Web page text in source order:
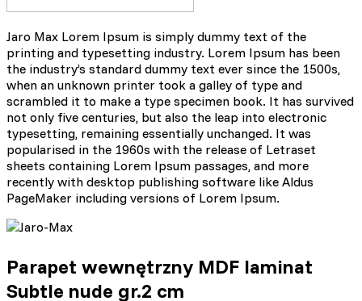
Jaro Max Lorem Ipsum is simply dummy text of the
printing and typesetting industry. Lorem Ipsum has been
the industry’s standard dummy text ever since the 1500s,
when an unknown printer took a galley of type and
scrambled it to make a type specimen book. It has survived
not only five centuries, but also the leap into electronic
typesetting, remaining essentially unchanged. It was
popularised in the 1960s with the release of Letraset
sheets containing Lorem Ipsum passages, and more
recently with desktop publishing software like Aldus
PageMaker including versions of Lorem Ipsum.
Parapet wewnętrzny MDF laminat
Subtle nude gr.2 cm